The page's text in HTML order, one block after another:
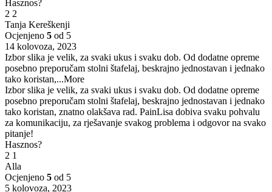
Hasznos?
2 2
Tanja Kereškenji
Ocjenjeno 5 od 5
14 kolovoza, 2023
Izbor slika je velik, za svaki ukus i svaku dob. Od dodatne opreme
posebno preporučam stolni štafelaj, beskrajno jednostavan i jednako
tako koristan,...More
Izbor slika je velik, za svaki ukus i svaku dob. Od dodatne opreme
posebno preporučam stolni štafelaj, beskrajno jednostavan i jednako
tako koristan, znatno olakšava rad. PainLisa dobiva svaku pohvalu
za komunikaciju, za rješavanje svakog problema i odgovor na svako
pitanje!
Hasznos?
2 1
Alla
Ocjenjeno 5 od 5
5 kolovoza, 2023